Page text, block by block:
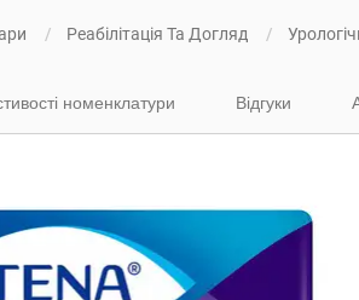
Реабілітація Та Догляд
номенклатури Відгуки